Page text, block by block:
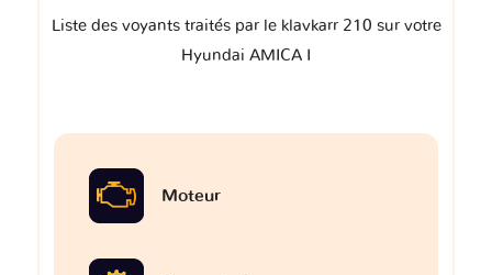
Liste des voyants traités par le klavkarr 210 sur votre
Hyundai AMICA I
Moteur